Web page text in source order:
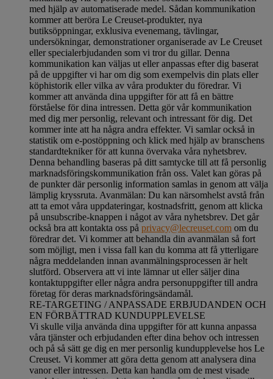
med hjälp av automatiserade medel. Sådan kommunikation
kommer att beröra Le Creuset-produkter, nya
butiksöppningar, exklusiva evenemang, tävlingar,
undersökningar, demonstrationer organiserade av Le Creuset
eller specialerbjudanden som vi tror du gillar. Denna
kommunikation kan väljas ut eller anpassas efter dig baserat
på de uppgifter vi har om dig som exempelvis din plats eller
köphistorik eller vilka av våra produkter du föredrar. Vi
kommer att använda dina uppgifter för att få en bättre
förståelse för dina intressen. Detta gör vår kommunikation
med dig mer personlig, relevant och intressant för dig. Det
kommer inte att ha några andra effekter. Vi samlar också in
statistik om e-postöppning och klick med hjälp av branschens
standardtekniker för att kunna övervaka våra nyhetsbrev.
Denna behandling baseras på ditt samtycke till att få personlig
marknadsföringskommunikation från oss. Valet kan göras på
de punkter där personlig information samlas in genom att välja
lämplig kryssruta. Avanmälan: Du kan närsomhelst avstå från
att ta emot våra uppdateringar, kostnadsfritt, genom att klicka
på unsubscribe-knappen i något av våra nyhetsbrev. Det går
också bra att kontakta oss på privacy@lecreuset.com om du
föredrar det. Vi kommer att behandla din avanmälan så fort
som möjligt, men i vissa fall kan du komma att få ytterligare
några meddelanden innan avanmälningsprocessen är helt
slutförd. Observera att vi inte lämnar ut eller säljer dina
kontaktuppgifter eller några andra personuppgifter till andra
företag för deras marknadsföringsändamål.
RE-TARGETING / ANPASSADE ERBJUDANDEN OCH
EN FÖRBÄTTRAD KUNDUPPLEVELSE
Vi skulle vilja använda dina uppgifter för att kunna anpassa
våra tjänster och erbjudanden efter dina behov och intressen
och på så sätt ge dig en mer personlig kundupplevelse hos Le
Creuset. Vi kommer att göra detta genom att analysera dina
vanor eller intressen. Detta kan handla om de mest visade